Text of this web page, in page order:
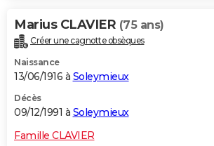
Marius CLAVIER (75 ans)
Créer une cagnotte obsèques
Naissance
13/06/1916 à Soleymieux
Décès
09/12/1991 à Soleymieux
Famille CLAVIER